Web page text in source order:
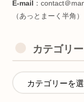
カテゴリー